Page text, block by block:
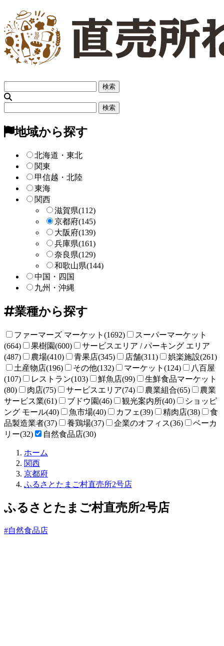
リ
索
ー
検
地域から探す
北海道・東北
関東
甲信越・北陸
東海
関西
滋賀県(112)
京都府(145)
大阪府(139)
兵庫県(161)
奈良県(129)
和歌山県(144)
中国・四国
九州・沖縄
業種から探す
ファーマーズ マーケット(1692)
スーパーマーケット
(664)
果樹園(600)
サービスエリア / パーキング エリア
(487)
農場(410) 青果店(345) 店舗(311)
娯楽施設(261)
土産物店(196)
その他(132) マーケット(124)
八百屋
(107)
レストラン(103) 鮮魚店(99)
生鮮食品マーケット
(80)
肉店(75) サービスエリア(74) 農業組合(65)
農業
サービス業(61)
ブドウ園(46) 観光案内所(40)
ショッピ
ング モール(40)
魚市場(40) カフェ(39) 精肉店(38)
食
品製造業者(37)
養鶏場(37) 企業のオフィス(36)
ベーカ
リー(32)
自然食品店(30)
ホーム
所
ね
と
関西
京都府
ふるさとたまご村直売所2号店
ふるさとたまご村直売所2号店
#自然食品店